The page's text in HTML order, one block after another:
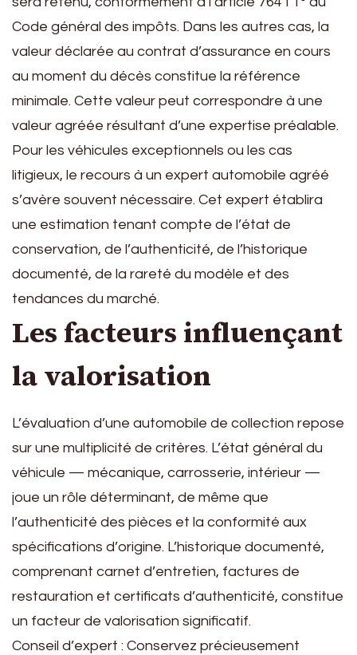
Code général des impôts. Dans les autres cas, la
valeur déclarée au contrat d’assurance en cours
au moment du décès constitue la référence
minimale. Cette valeur peut correspondre à une
valeur agréée résultant d’une expertise préalable.
Pour les véhicules exceptionnels ou les cas
litigieux, le recours à un expert automobile agréé
s’avère souvent nécessaire. Cet expert établira
une estimation tenant compte de l’état de
conservation, de l’authenticité, de l’historique
documenté, de la rareté du modèle et des
tendances du marché.
Les facteurs influençant
la valorisation
L’évaluation d’une automobile de collection repose
sur une multiplicité de critères. L’état général du
véhicule — mécanique, carrosserie, intérieur —
joue un rôle déterminant, de même que
l’authenticité des pièces et la conformité aux
spécifications d’origine. L’historique documenté,
comprenant carnet d’entretien, factures de
restauration et certificats d’authenticité, constitue
un facteur de valorisation significatif.
Conseil d’expert : Conservez précieusement